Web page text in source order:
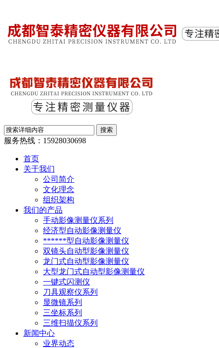
服务热线： 15928030698
首页
关于我们
公司简介
文化理念
组织架构
我们的产品
手动影像测量仪系列
经济型自动影像测量仪
******型自动影像测量仪
双镜头自动型影像测量仪
龙门式自动型影像测量仪
大型龙门式自动型影像测量仪
一键式闪测仪
刀具观察仪系列
显微镜系列
三坐标系列
三维扫描仪系列
新闻中心
业界动态